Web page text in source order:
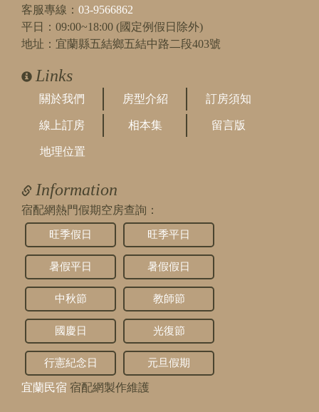
內容：
私密留言，只有版主能看見
回覆：
8人包棟提供二間四人房。10人包棟提供二間四
人房＋二人房。12人包棟提供二間四人房＋二
人房。15人包棟提供二間四人房＋二人房＋三
2024/12/21 13:51:40
主題：
包棟
回覆：
您好，沒有提供喔
客服專線： 03-9566862
平日：09:00~18:00 (國定例假日除外)
地址：宜蘭縣五結鄉五結中路二段403號
Links
關於我們 房型介紹 訂房須知
線上訂房 相本集 留言版
地理位置
Information
宿配網熱門假期空房查詢：
旺季假日 旺季平日
暑假平日 暑假假日
中秋節 教師節
國慶日 光復節
行憲紀念日 元旦假期
宜蘭民宿 宿配網製作維護